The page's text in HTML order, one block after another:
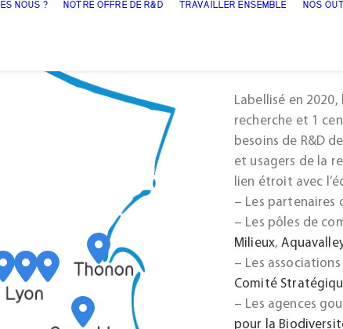
NOUS ? NOTRE OFFRE DE R&D TRAVAILLER ENSEMBLE NOS
Un
Labellisé en
recherche et 1
besoins de R&D
et usagers de la
lien étroit avec
– Les partenaires
– Les pôles de
Milieux,
– Les
Comité
– Les agences
pour la